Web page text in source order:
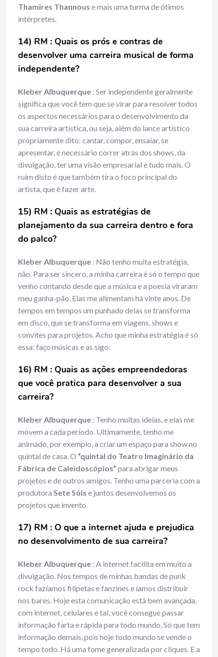
Thamires Thannous e mais uma turma de ótimos
intérpretes.
14) RM : Quais os prós e contras de
desenvolver uma carreira musical de forma
independente?
Kleber Albuquerque : Ser independente geralmente
significa que você tem que se virar para resolver todos
os aspectos necessários para o desenvolvimento da
sua carreira artística, ou seja, além do lance artístico
propriamente dito: cantar, compor, ensaiar, se
apresentar, é necessário correr atrás dos shows, da
divulgação, ter uma visão empresarial e tudo mais. O
ruim disto é que também tira o foco principal do
artista, que é fazer arte.
15) RM : Quais as estratégias de
planejamento da sua carreira dentro e fora
do palco?
Kleber Albuquerque : Não tenho muita estratégia,
não. Para ser sincero, a minha carreira é só o tempo que
venho contando desde que a música e a poesia viraram
meu ganha-pão. Elas me alimentam há vinte anos. De
tempos em tempos um punhado delas se transforma
em disco, que se transforma em viagens, shows e
convites para projetos. Acho que minha estratégia é só
essa: faço músicas e as sigo.
16) RM : Quais as ações empreendedoras
que você pratica para desenvolver a sua
carreira?
Kleber Albuquerque : Tenho muitas ideias, e elas me
movem a cada período. Ultimamente, tenho me
animado, por exemplo, a criar um espaço para show no
quintal de casa. O “quintal do Teatro Imaginário da
Fábrica de Caleidoscópios” para abrigar meus
projetos e de outros amigos. Tenho uma parceria com a
produtora Sete Sóis e juntos desenvolvemos os
projetos que invento.
17) RM : O que a internet ajuda e prejudica
no desenvolvimento de sua carreira?
Kleber Albuquerque : A internet facilita em muito a
divulgação. Nos tempos de minhas bandas de punk
rock fazíamos filipetas e fanzines e íamos distribuir
nos bares. Hoje esta comunicação está bem avançada,
com internet, celulares e tal, você consegue passar
informação farta e rápida para todo mundo. Só que tem
informação demais, pois hoje todo mundo se vende o
tempo todo. Há uma fome generalizada por cliques. E a